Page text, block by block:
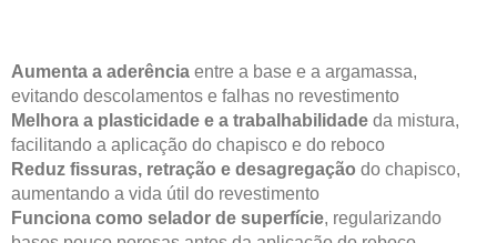
Aumenta a aderência entre a base e a argamassa,
evitando descolamentos e falhas no revestimento
Melhora a plasticidade e a trabalhabilidade da mistura,
facilitando a aplicação do chapisco e do reboco
Reduz fissuras, retração e desagregação do chapisco,
aumentando a vida útil do revestimento
Funciona como selador de superfície, regularizando